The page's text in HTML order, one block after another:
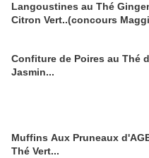
Langoustines au Thé
Citron Vert..(concours
Confiture de Poires au Thé
Jasmin...
Muffins Aux Pruneaux
Thé Vert...